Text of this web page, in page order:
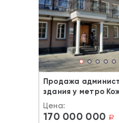
Продажа
здания у метро
Цена:
170 000 000 a